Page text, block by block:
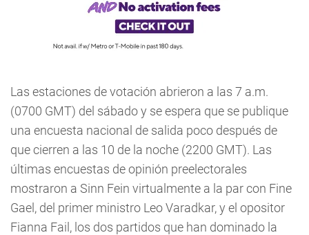
Las estaciones de votación abrieron a las 7 a.m.
(0700 GMT) del sábado y se espera que se publique
una encuesta nacional de salida poco después de
que cierren a las 10 de la noche (2200 GMT). Las
últimas encuestas de opinión preelectorales
mostraron a Sinn Fein virtualmente a la par con Fine
Gael, del primer ministro Leo Varadkar, y el opositor
Fianna Fail, los dos partidos que han dominado la